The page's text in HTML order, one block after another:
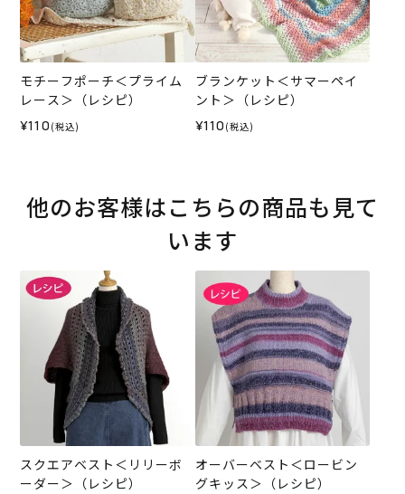
モチーフポーチ＜プライム
レース＞（レシピ）
¥110 (税込)
ブランケット＜サマーペイ
ント＞（レシピ）
¥110 (税込)
他のお客様はこちらの商品も見て
います
スクエアベスト＜リリーボ
ーダー＞（レシピ）
オーバーベスト＜ロービン
グキッス＞（レシピ）